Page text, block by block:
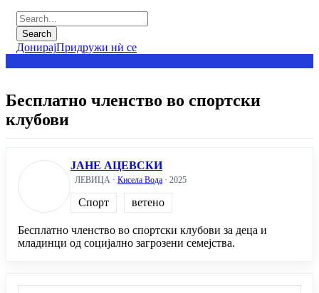
ДонирајПридружи нѝ се
Бесплатно членство во спортски
клубови
ЈАНЕ АЦЕВСКИ
ЛЕВИЦА · Кисела Вода · 2025
Спорт ветено
Бесплатно членство во спортски клубови за деца и
младинци од социјално загрозени семејства.